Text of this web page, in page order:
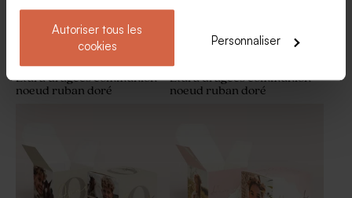
Autoriser tous les
cookies
Personnaliser
Etui à dragées communion
noeud ruban doré
Etui à dragées communion
noeud ruban doré